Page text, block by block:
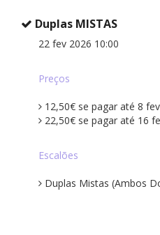
Duplas MISTAS
22 fev 2026 10:00
Preços
12,50€ se pagar até 8
22,50€ se pagar até 16
Escalões
Duplas Mistas (Ambos